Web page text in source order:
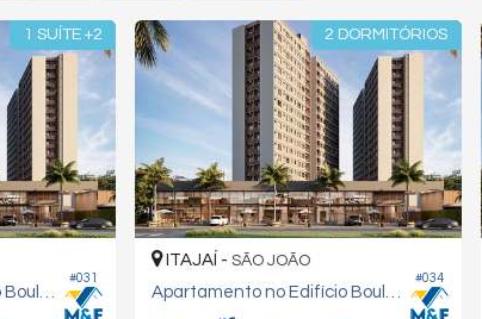
1 SUÍTE +2
#031
2 DORMITÓRIOS
#034
ITAJAÍ - SÃO JOÃO